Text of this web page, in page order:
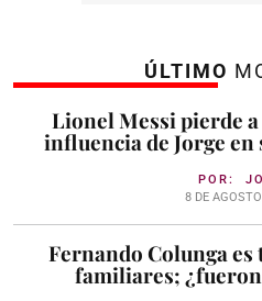
ÚLTIMO
Lionel Messi pierde
influencia de Jorge
POR:
8 DE
Fernando Colunga
familiares;